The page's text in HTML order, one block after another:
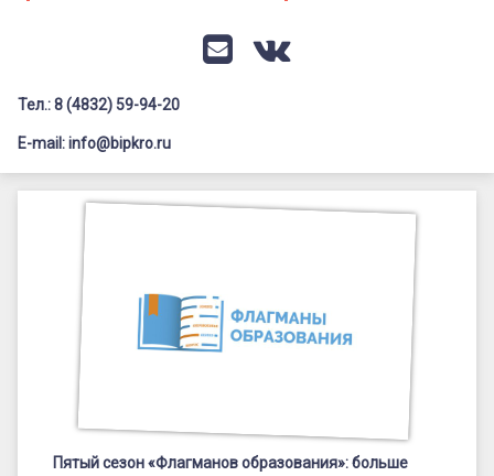
Профилактика дистанционных преступлений
Флагманы образования
Педагог-психолог
Иные конкурсы
E-mailVK
Заголовок сайта → второстепенный
Тел.: 8 (4832) 59-94-20
E-mail: info@bipkro.ru
Пятый
сезон
«Флагманов
образования»:
больше
сервисов
Пятый сезон «Флагманов образования»: больше